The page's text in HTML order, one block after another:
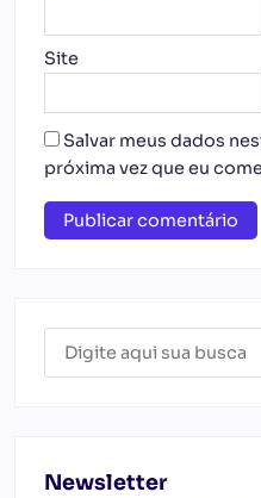
Site
Salvar meus dados
próxima vez que eu
Newsletter